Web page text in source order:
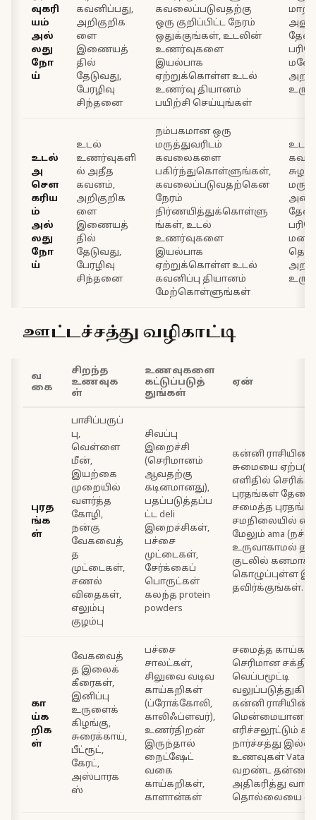
வுகரி
யம்
அல்
லது
நோ
ய்
கவனிப்பது,
அறிகுறிக
ளை
இணையத்
தில்
தேடுவது,
பேரழிவு
சிந்தனை
கவலைப்படுவதற்கு
ஒரு குறிப்பிட்ட நேரம்
ஒதுக்குங்கள், உடலின்
உணர்வுகளை
இயல்பாக
ஏற்றுக்கொள்ள உடல்
உணர்வு தியானம்
பயிற்சி செய்யுங்கள்
உடல்
அ
சௌ
கரிய
ம்
அல்
லது
நோ
ய்
உடல்
உணர்வுகளி
ல் அதீத
கவனம்,
அறிகுறிக
ளை
இணையத்
தில்
தேடுவது,
பேரழிவு
சிந்தனை
நம்பகமான ஒரு
மருத்துவரிடம்
கவலைகளை
பகிர்ந்துகொள்ளுங்கள்,
கவலைப்படுவதற்கென
நேரம்
நிர்ணயித்துக்கொள்ளு
ங்கள், உடல்
உணர்வுகளை
இயல்பாக
ஏற்றுக்கொள்ள உடல்
கவனிப்பு தியானம்
மேற்கொள்ளுங்கள்
ஊட்டச்சத்து வழிகாட்டி
வ
கை
சிறந்த
உணவுக
ள்
உணவுகளை
கட்டுப்படுத்
துங்கள்
ஏன்
புரத
ங்க
ள்
பாசிப்பருப்
பு,
வெள்ளை
மீன்,
இயற்கை
முறையில்
வளர்த்த
கோழி,
நன்கு
வேகவைத்
த
முட்டைகள்,
சணல்
விதைகள்,
எலும்பு
குழம்பு
சிவப்பு
இறைச்சி
(செரிமானம்
ஆவதற்கு
கடினமானது),
பதப்படுத்தப்ப
ட்ட deli
இறைச்சிகள்,
பச்சை
முட்டைகள்,
சேர்க்கைப்
பொருட்கள்
கலந்த protein
powders
கன்னி
சுமையை
எளிதில்
புரதங்கள்
சமைத்த
சமநிலையில்
மேலும் ama
உருவாகாமல்
குடலில் கனமாக
கொழுப்புள்ள
தவிர்க்குங்கள்.
கா
ய்க
றிக
ள்
வேகவைத்
த இலைக்
கீரைகள்,
இனிப்பு
உருளைக்
கிழங்கு,
சுரைக்காய்,
பீட்ரூட்,
கேரட்,
அஸ்பாரக
ஸ்
பச்சை
சாலட்கள்,
சிலுவை வடிவ
காய்கறிகள்
(ப்ரோக்கோலி,
காலிஃப்ளவர்),
உணர்திறன்
இருந்தால்
நைட்ஷேட்
வகை
காய்கறிகள்,
காளான்கள்
சமைத்த
செரிமான
வெப்பமூட்டி
கன்னி ராசியின்
மென்மையான
எரிச்சலூட்டும்
நார்ச்சத்து
உணவுகள் Vata-
வறண்ட
அதிகரித்து
தொல்லையை